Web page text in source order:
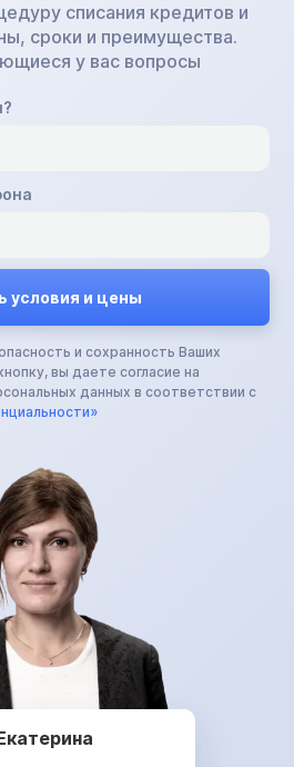
списания кредитов и
сроки и преимущества.
у вас вопросы
и сохранность Ваших
вы даете согласие на
данных в соответствии с